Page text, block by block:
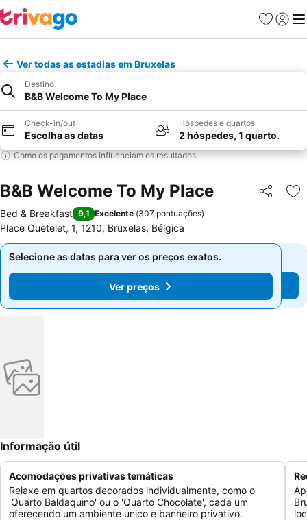
Favoritos
Iniciar
Ver todas as estadias em Bruxelas
Destino
B&B Welcome To My Place
Check-in/out
Escolha as datas
Hóspedes e quartos
2 hóspedes, 1 quarto.
Como os pagamentos influenciam os resultados
B&B Welcome To My Place Partilhar
Bed & Breakfast 9,1 Excelente (307 pontuações)
Place Quetelet, 1, 1210, Bruxelas, Bélgica
Selecione as datas para ver os preços exatos.
Ver preços
Selecione as datas para ver os preços exatos.
Ver preços
Informação útil
Acomodações privativas temáticas
Relaxe em quartos decorados individualmente, como o
'Quarto Baldaquino' ou o 'Quarto Chocolate', cada um
oferecendo um ambiente único e banheiro privativo.